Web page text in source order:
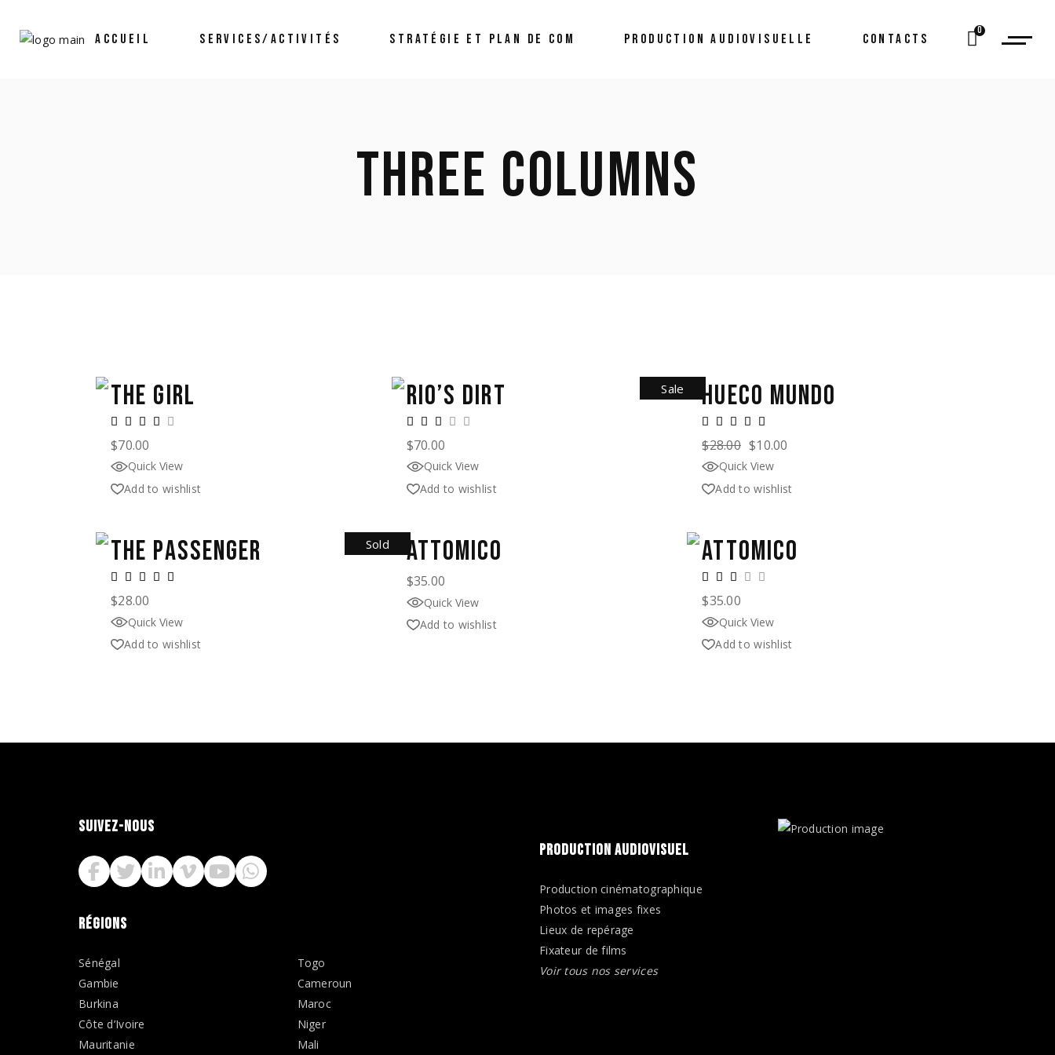
ACCUEIL SERVICES/ACTIVITÉS STRATÉGIE ET PLAN DE COM
Formations/Coaching
Création Publicitaire
PRODUCTION AUDIOVISUELLE
Digitalisée
Nos Réalisations
CONTACTS
0
THREE COLUMNS
THE GIRL
$70.00
Quick View
Add to wishlist
RIO’S DIRT
$70.00
Quick View
Add to wishlist
Sale HUECO MUNDO
$28.00 $10.00
Quick View
Add to wishlist
THE PASSENGER
$28.00
Quick View
Add to wishlist
Sold ATTOMICO
$35.00
Quick View
Add to wishlist
ATTOMICO
$35.00
Quick View
Add to wishlist
SUIVEZ-NOUS
RÉGIONS
Sénégal
Gambie
Burkina
Côte d’Ivoire
Mauritanie
Togo
Cameroun
Maroc
Niger
Mali
PRODUCTION AUDIOVISUEL
Production cinématographique
Photos et images fixes
Lieux de repérage
Fixateur de films
Voir tous nos services